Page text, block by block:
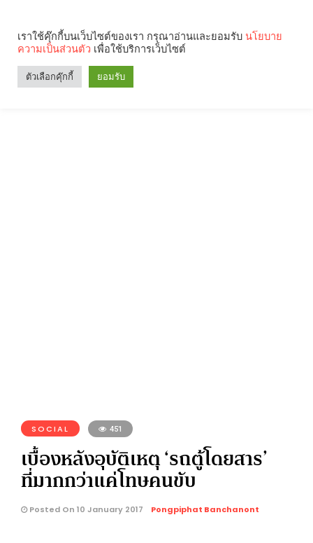
SOCIAL 451
เบื้องหลังอุบัติเหตุ ‘รถตู้โดยสาร’
ที่มากกว่าแค่โทษคนขับ
Posted On 10 January 2017 Pongpiphat Banchanont
เราใช้คุ๊กกี้บนเว็บไซต์ของเรา กรุณาอ่านและยอมรับ นโยบาย
ความเป็นส่วนตัว เพื่อใช้บริการเว็บไซต์
ตัวเลือกคุ๊กกี้ ยอมรับ